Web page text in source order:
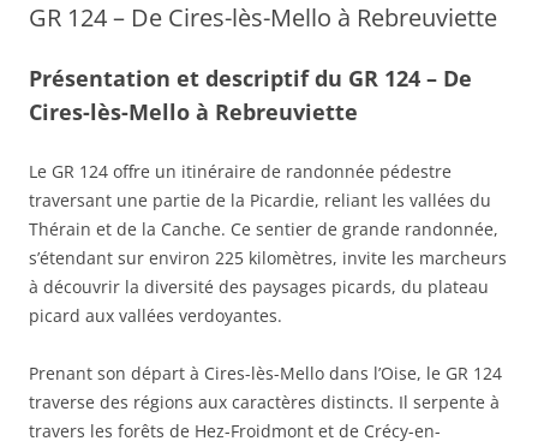
GR 124 – De Cires-lès-Mello à Rebreuviette
Présentation et descriptif du GR 124 – De
Cires-lès-Mello à Rebreuviette
Le GR 124 offre un itinéraire de randonnée pédestre
traversant une partie de la Picardie, reliant les vallées du
Thérain et de la Canche. Ce sentier de grande randonnée,
s’étendant sur environ 225 kilomètres, invite les marcheurs
à découvrir la diversité des paysages picards, du plateau
picard aux vallées verdoyantes.
Prenant son départ à Cires-lès-Mello dans l’Oise, le GR 124
traverse des régions aux caractères distincts. Il serpente à
travers les forêts de Hez-Froidmont et de Crécy-en-